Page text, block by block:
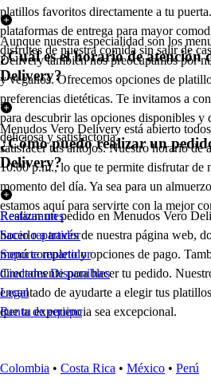
platillos favoritos directamente a tu
plataformas de entrega para mayor
disfrutes de nuestra comida sin salir de
Aunque nuestra especialidad son los
Delivery también nos preocupamos por
y veganos. Ofrecemos opciones de
preferencias dietéticas. Te invitamos a
para descubrir las opciones disponibles y
deliciosa y satisfactoria.
¿Cuál es el horario de atención
Delivery?
Menudos Vero Delivery está abierto
satisfacer tus antojos. Nuestro horario de
10:00 p.m., lo que te permite disfrutar de
momento del día. Ya sea para un
estamos aquí para servirte con la mejor
¿Cómo puedo realizar un
Delivery?
Realizar un pedido en Menudos Vero
hacerlo a través de nuestra página web,
menú completo y opciones de pago.
directamente para hacer tu pedido.
encantado de ayudarte a elegir tus
que tu experiencia sea excepcional.
Restaurantes
Socio repartidor
Soporte repartidor
Ciudades Disponibles
Legal
Renta de equipo
Colombia • Costa Rica • México • Perú